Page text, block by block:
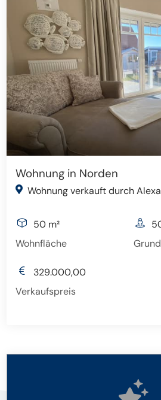
Wohnung in Norden
Wohnung verkauft durch
50 m²
Wohnfläche
329.000,00
Verkaufspreis